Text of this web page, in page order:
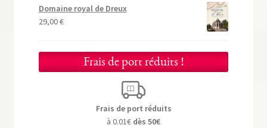
Domaine royal de Dreux
29,00€
Frais de port réduits !
Frais de port réduits
à 0.01€ dès 50€